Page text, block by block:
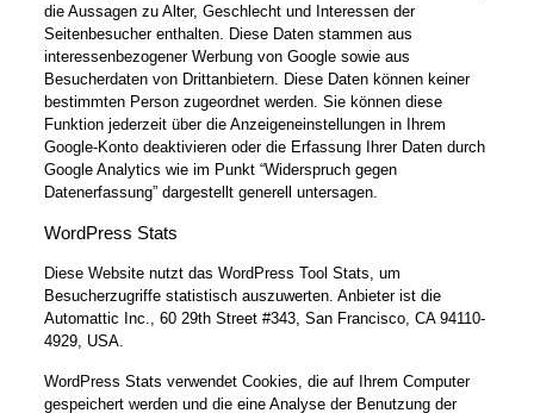
die Aussagen zu Alter, Geschlecht und Interessen der
Seitenbesucher enthalten. Diese Daten stammen aus
interessenbezogener Werbung von Google sowie aus
Besucherdaten von Drittanbietern. Diese Daten können keiner
bestimmten Person zugeordnet werden. Sie können diese
Funktion jederzeit über die Anzeigeneinstellungen in Ihrem
Google-Konto deaktivieren oder die Erfassung Ihrer Daten durch
Google Analytics wie im Punkt “Widerspruch gegen
Datenerfassung” dargestellt generell untersagen.
WordPress Stats
Diese Website nutzt das WordPress Tool Stats, um
Besucherzugriffe statistisch auszuwerten. Anbieter ist die
Automattic Inc., 60 29th Street #343, San Francisco, CA 94110-
4929, USA.
WordPress Stats verwendet Cookies, die auf Ihrem Computer
gespeichert werden und die eine Analyse der Benutzung der